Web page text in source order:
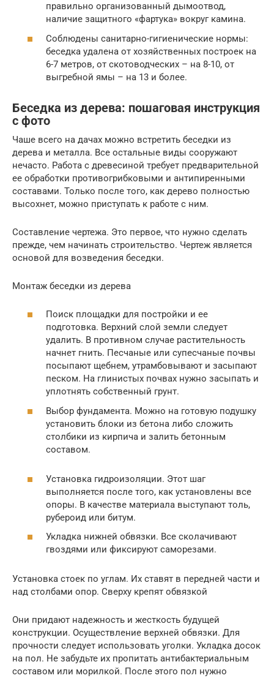
правильно организованный дымоотвод,
наличие защитного «фартука» вокруг камина.
Соблюдены санитарно-гигиенические нормы:
беседка удалена от хозяйственных построек на
6-7 метров, от скотоводческих – на 8-10, от
выгребной ямы – на 13 и более.
Беседка из дерева: пошаговая инструкция
с фото
Чаше всего на дачах можно встретить беседки из
дерева и металла. Все остальные виды сооружают
нечасто. Работа с древесиной требует предварительной
ее обработки противогрибковыми и антипиренными
составами. Только после того, как дерево полностью
высохнет, можно приступать к работе с ним.
Составление чертежа. Это первое, что нужно сделать
прежде, чем начинать строительство. Чертеж является
основой для возведения беседки.
Монтаж беседки из дерева
Поиск площадки для постройки и ее
подготовка. Верхний слой земли следует
удалить. В противном случае растительность
начнет гнить. Песчаные или супесчаные почвы
посыпают щебнем, утрамбовывают и засыпают
песком. На глинистых почвах нужно засыпать и
уплотнять собственный грунт.
Выбор фундамента. Можно на готовую подушку
установить блоки из бетона либо сложить
столбики из кирпича и залить бетонным
составом.
Установка гидроизоляции. Этот шаг
выполняется после того, как установлены все
опоры. В качестве материала выступают толь,
рубероид или битум.
Укладка нижней обвязки. Все сколачивают
гвоздями или фиксируют саморезами.
Установка стоек по углам. Их ставят в передней части и
над столбами опор. Сверху крепят обвязкой
Они придают надежность и жесткость будущей
конструкции. Осуществление верхней обвязки. Для
прочности следует использовать уголки. Укладка досок
на пол. Не забудьте их пропитать антибактериальным
составом или морилкой. После этого пол нужно